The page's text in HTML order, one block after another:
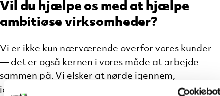
Vil du hjælpe os med at hjælpe
ambitiøse virksomheder?
Vi er ikke kun nærværende overfor vores kunder
— det er også kernen i vores måde at arbejde
sammen på. Vi elsker at nørde igennem,
idéudveksle og udvikle os i fællesskab. Både i de